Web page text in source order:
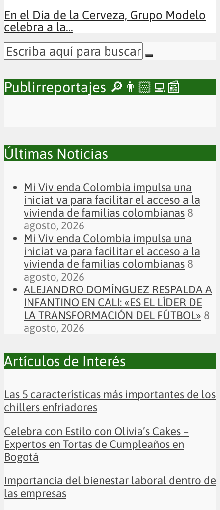
En el Día de la Cerveza, Grupo Modelo
celebra a la...
Publirreportajes 🔎👨🏻‍💻📰
Últimas Noticias
Mi Vivienda Colombia impulsa una
iniciativa para facilitar el acceso a la
vivienda de familias colombianas 8
agosto, 2026
Mi Vivienda Colombia impulsa una
iniciativa para facilitar el acceso a la
vivienda de familias colombianas 8
agosto, 2026
ALEJANDRO DOMÍNGUEZ RESPALDA A
INFANTINO EN CALI: «ES EL LÍDER DE
LA TRANSFORMACIÓN DEL FÚTBOL» 8
agosto, 2026
Artículos de Interés
Las 5 características más importantes de los
chillers enfriadores
Celebra con Estilo con Olivia’s Cakes –
Expertos en Tortas de Cumpleaños en
Bogotá
Importancia del bienestar laboral dentro de
las empresas